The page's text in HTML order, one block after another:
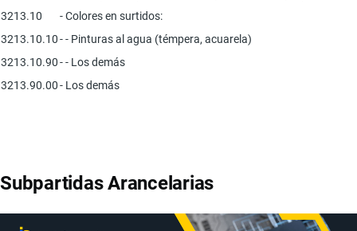
3213.10
- Colores en surtidos:
3213.10.10- - Pinturas al agua (témpera, acuarela)
3213.10.90- - Los demás
3213.90.00- Los demás
Subpartidas Arancelarias